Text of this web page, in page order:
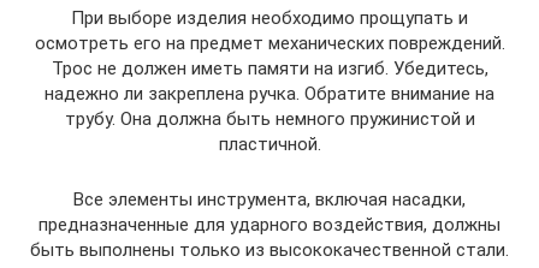
При выборе изделия необходимо прощупать и
осмотреть его на предмет механических повреждений.
Трос не должен иметь памяти на изгиб. Убедитесь,
надежно ли закреплена ручка. Обратите внимание на
трубу. Она должна быть немного пружинистой и
пластичной.
Все элементы инструмента, включая насадки,
предназначенные для ударного воздействия, должны
быть выполнены только из высококачественной стали.